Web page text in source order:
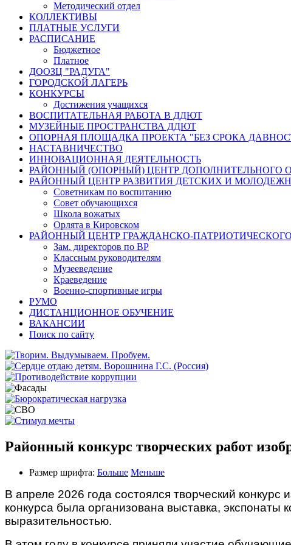
Методический отдел
КОЛЛЕКТИВЫ
ПЛАТНЫЕ УСЛУГИ
РАСПИСАНИЕ
Бюджетное
Платное
ДООЗЦ "РАДУГА"
ГОРОДСКОЙ ЛАГЕРЬ
КОНКУРСЫ
Достижения учащихся
ВОСПИТАТЕЛЬНАЯ РАБОТА В ДДЮТ
МУЗЕЙНЫЕ ПРОСТРАНСТВА ДДЮТ
ОПОРНАЯ ПЛОЩАДКА ПРОЕКТА "БЕЗ СРОКА
НАСТАВНИЧЕСТВО
ИННОВАЦИОННАЯ ДЕЯТЕЛЬНОСТЬ
РАЙОННЫЙ (ОПОРНЫЙ) ЦЕНТР ДОПОЛНИТЕЛЬНОГО
РАЙОННЫЙ ЦЕНТР РАЗВИТИЯ ДЕТСКИХ И
Советникам по воспитанию
Совет обучающихся
Школа вожатых
Орлята в Кировском
РАЙОННЫЙ ЦЕНТР ГРАЖДАНСКО-
Зам. директоров по ВР
Классным руководителям
Музееведение
Краеведение
Военно-спортивные игры
РУМО
ДИСТАНЦИОННОЕ ОБУЧЕНИЕ
ВАКАНСИИ
Поиск по сайту
Районный конкурс творческих работ
Размер шрифта: Больше Меньше
В апреле 2026 года состоялся творческий
конкурса была организована выставка,
выразительностью.